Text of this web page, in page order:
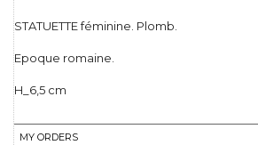
STATUETTE féminine. Plomb.
Epoque romaine.
H_6,5 cm
MY ORDERS